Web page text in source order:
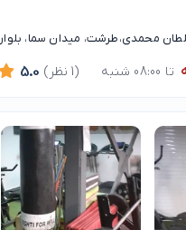
محمدی،طرشت، میدان سما، بلوار
تا 08:00 شنبه 5.0 (1 نظر)